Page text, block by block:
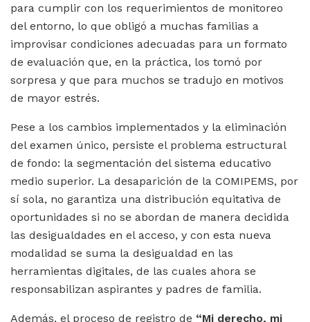
para cumplir con los requerimientos de monitoreo
del entorno, lo que obligó a muchas familias a
improvisar condiciones adecuadas para un formato
de evaluación que, en la práctica, los tomó por
sorpresa y que para muchos se tradujo en motivos
de mayor estrés.
Pese a los cambios implementados y la eliminación
del examen único, persiste el problema estructural
de fondo: la segmentación del sistema educativo
medio superior. La desaparición de la COMIPEMS, por
sí sola, no garantiza una distribución equitativa de
oportunidades si no se abordan de manera decidida
las desigualdades en el acceso, y con esta nueva
modalidad se suma la desigualdad en las
herramientas digitales, de las cuales ahora se
responsabilizan aspirantes y padres de familia.
Además, el proceso de registro de “Mi derecho, mi